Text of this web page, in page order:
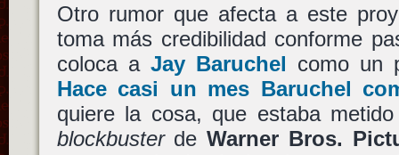
Otro rumor que afecta a este
toma más credibilidad conforme
coloca a Jay Baruchel como un
Hace casi un mes Baruchel
quiere la cosa, que estaba
blockbusterdeWarner Bros.